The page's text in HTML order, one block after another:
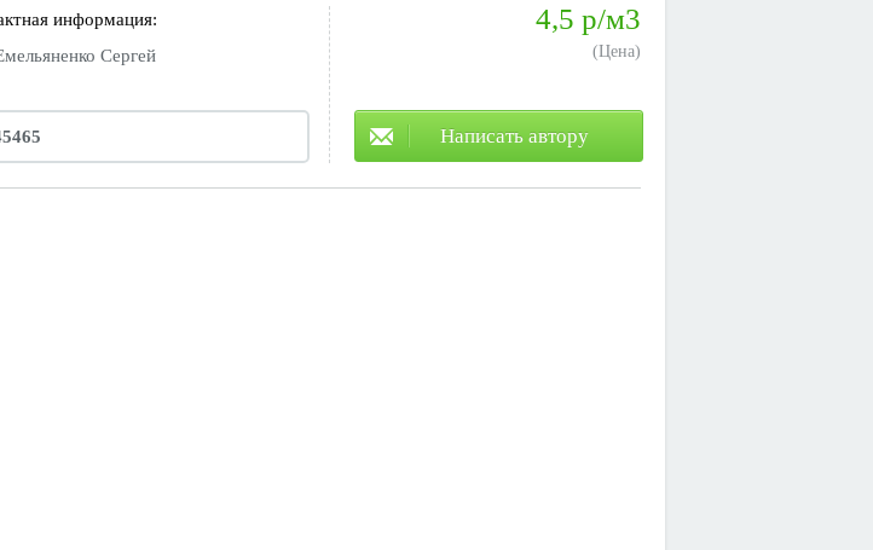
информация:
Сергей
4,5 р/м3
(Цена)
Написать автору